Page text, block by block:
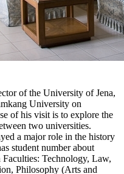
of the University of Jena,
University on
of his visit is to explore the
two universities.
a major role in the history
student number about
Technology, Law,
Philosophy (Arts and